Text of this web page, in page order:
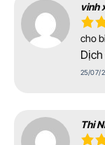
vinh
cho
25/07/
Thi